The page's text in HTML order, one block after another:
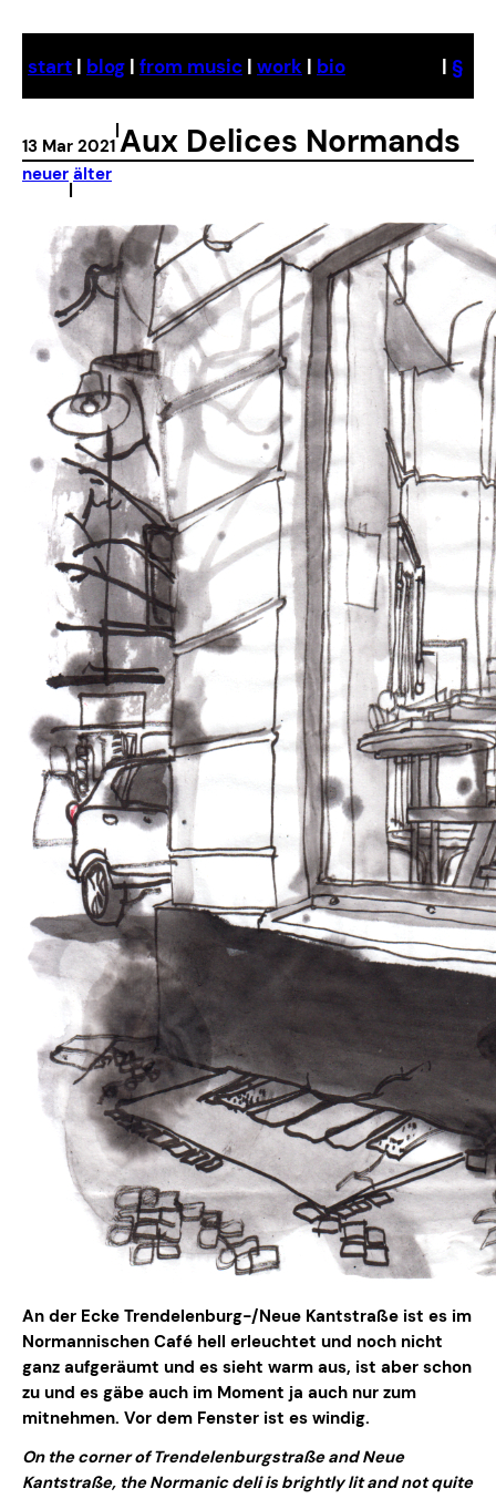
content
start | blog | from music | work | bio | §
13 Mar 2021
|Aux Delices Normands
neuer
|
älter
An der Ecke Trendelenburg-/Neue Kantstraße ist es im
Normannischen Café hell erleuchtet und noch nicht
ganz aufgeräumt und es sieht warm aus, ist aber schon
zu und es gäbe auch im Moment ja auch nur zum
mitnehmen. Vor dem Fenster ist es windig.
On the corner of Trendelenburgstraße and Neue
Kantstraße, the Normanic deli is brightly lit and not quite